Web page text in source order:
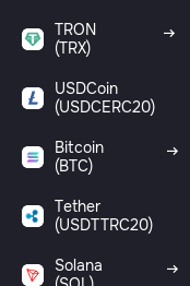
TRON
(TRX)
USDCoin
(USDCERC20)
Bitcoin
(BTC)
Tether
(USDTTRC20)
Solana